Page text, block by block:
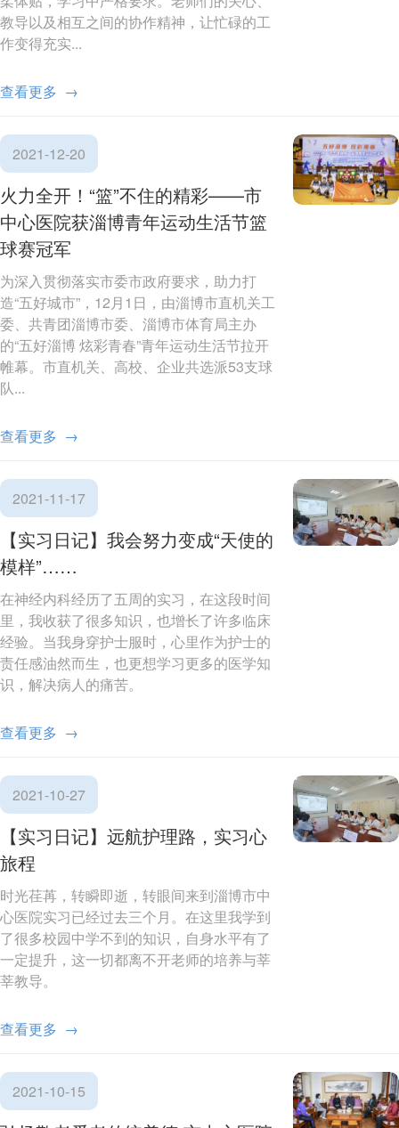
教导以及相互之间的协作精神，让忙碌的工
作变得充实...
查看更多 →
2021-12-20
火力全开！“篮”不住的精彩——市
中心医院获淄博青年运动生活节篮
球赛冠军
为深入贯彻落实市委市政府要求，助力打
造“五好城市”，12月1日，由淄博市直机关工
委、共青团淄博市委、淄博市体育局主办
的“五好淄博 炫彩青春”青年运动生活节拉开
帷幕。市直机关、高校、企业共选派53支球
队...
查看更多 →
2021-11-17
【实习日记】我会努力变成“天使的
模样”……
在神经内科经历了五周的实习，在这段时间
里，我收获了很多知识，也增长了许多临床
经验。当我身穿护士服时，心里作为护士的
责任感油然而生，也更想学习更多的医学知
识，解决病人的痛苦。
查看更多 →
2021-10-27
【实习日记】远航护理路，实习心
旅程
时光荏苒，转瞬即逝，转眼间来到淄博市中
心医院实习已经过去三个月。在这里我学到
了很多校园中学不到的知识，自身水平有了
一定提升，这一切都离不开老师的培养与莘
莘教导。
查看更多 →
2021-10-15